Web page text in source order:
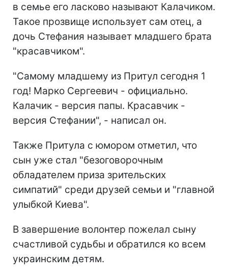
в семье его ласково называют Калачиком.
Такое прозвище использует сам отец, а
дочь Стефания называет младшего брата
"красавчиком".
"Самому младшему из Притул сегодня 1
год! Марко Сергеевич - официально.
Калачик - версия папы. Красавчик -
версия Стефании", - написал он.
Также Притула с юмором отметил, что
сын уже стал "безоговорочным
обладателем приза зрительских
симпатий" среди друзей семьи и "главной
улыбкой Киева".
В завершение волонтер пожелал сыну
счастливой судьбы и обратился ко всем
украинским детям.